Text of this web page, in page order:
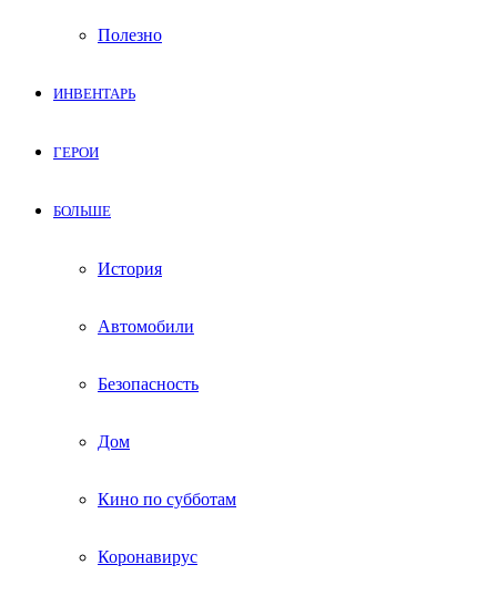
Полезно
ИНВЕНТАРЬ
ГЕРОИ
БОЛЬШЕ
История
Автомобили
Безопасность
Дом
Кино по субботам
Коронавирус